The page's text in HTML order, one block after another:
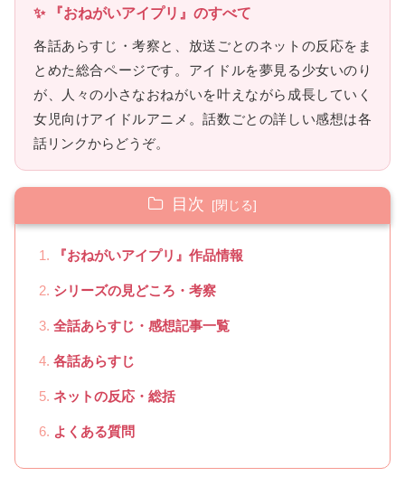
✨ 『おねがいアイプリ』のすべて
各話あらすじ・考察と、放送ごとのネットの反応をま
とめた総合ページです。アイドルを夢見る少女いのり
が、人々の小さなおねがいを叶えながら成長していく
女児向けアイドルアニメ。話数ごとの詳しい感想は各
話リンクからどうぞ。
目次
『おねがいアイプリ』作品情報
シリーズの見どころ・考察
全話あらすじ・感想記事一覧
各話あらすじ
ネットの反応・総括
よくある質問